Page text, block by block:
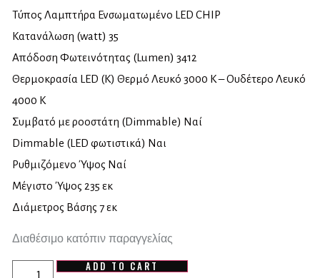
Τύπος Λαμπτήρα Ενσωματωμένο LED CHIP
Κατανάλωση (watt) 35
Απόδοση Φωτεινότητας (Lumen) 3412
Θερμοκρασία LED (K) Θερμό Λευκό 3000 K – Ουδέτερο Λευκό
4000 Κ
Συμβατό με ροοστάτη (Dimmable) Ναί
Dimmable (LED φωτιστικά) Ναι
Ρυθμιζόμενο Ύψος Ναί
Μέγιστο Ύψος 235 εκ
Διάμετρος Βάσης 7 εκ
Διαθέσιμο κατόπιν παραγγελίας
ADD TO CART